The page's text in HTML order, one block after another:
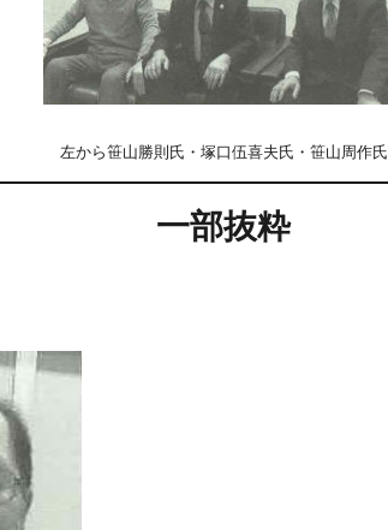
左から笹山勝則氏・塚口伍喜夫氏・笹山周作氏
一部抜粋